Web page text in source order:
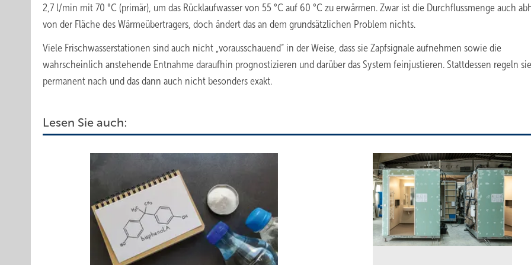
2,7 l/min mit 70 °C (primär), um das Rücklaufwasser von 55 °C auf 60 °C zu erwärmen. Zwar ist die Durchflussmenge auch
von der Fläche des Wärmeübertragers, doch ändert das an dem grundsätzlichen Problem nichts.
Viele Frischwasserstationen sind auch nicht „vorausschauend“ in der Weise, dass sie Zapfsignale aufnehmen sowie die
wahrscheinlich anstehende Entnahme daraufhin prognostizieren und darüber das System feinjustieren. Stattdessen regeln sie
permanent nach und das dann auch nicht besonders exakt.
Lesen Sie auch: